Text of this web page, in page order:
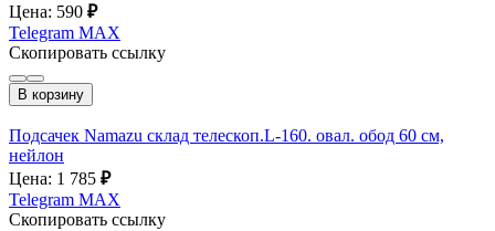
Цена: 590 ₽
Telegram MAX
Скопировать ссылку
В корзину
Подсачек Namazu склад телескоп.L-160. овал. обод 60 см,
нейлон
Цена: 1 785 ₽
Telegram MAX
Скопировать ссылку